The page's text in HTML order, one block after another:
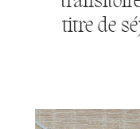
titre de